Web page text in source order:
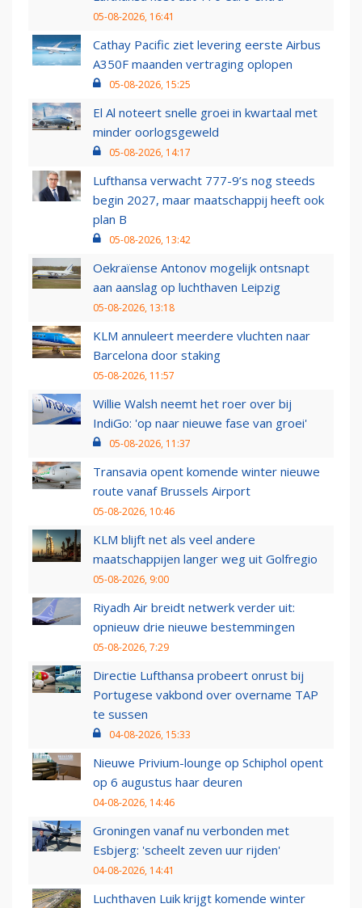
05-08-2026, 16:41
Cathay Pacific ziet levering eerste Airbus
A350F maanden vertraging oplopen
05-08-2026, 15:25
El Al noteert snelle groei in kwartaal met
minder oorlogsgeweld
05-08-2026, 14:17
Lufthansa verwacht 777-9’s nog steeds
begin 2027, maar maatschappij heeft ook
plan B
05-08-2026, 13:42
Oekraïense Antonov mogelijk ontsnapt
aan aanslag op luchthaven Leipzig
05-08-2026, 13:18
KLM annuleert meerdere vluchten naar
Barcelona door staking
05-08-2026, 11:57
Willie Walsh neemt het roer over bij
IndiGo: 'op naar nieuwe fase van groei'
05-08-2026, 11:37
Transavia opent komende winter nieuwe
route vanaf Brussels Airport
05-08-2026, 10:46
KLM blijft net als veel andere
maatschappijen langer weg uit Golfregio
05-08-2026, 9:00
Riyadh Air breidt netwerk verder uit:
opnieuw drie nieuwe bestemmingen
05-08-2026, 7:29
Directie Lufthansa probeert onrust bij
Portugese vakbond over overname TAP
te sussen
04-08-2026, 15:33
Nieuwe Privium-lounge op Schiphol opent
op 6 augustus haar deuren
04-08-2026, 14:46
Groningen vanaf nu verbonden met
Esbjerg: 'scheelt zeven uur rijden'
04-08-2026, 14:41
Luchthaven Luik krijgt komende winter